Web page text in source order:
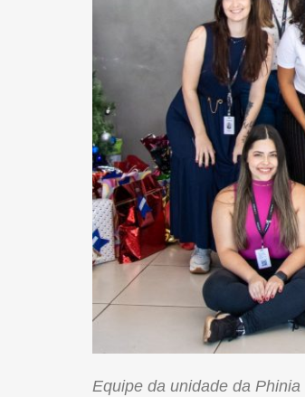
Equipe da unidade da